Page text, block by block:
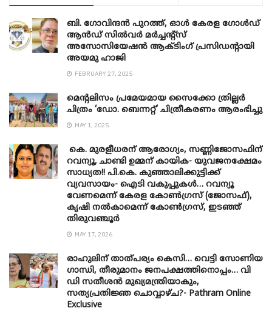
ബി. ​ഗോവിന്ദൻ പുറത്ത്, ഓൾ കേരള ഗോൾഡ്
ആൻഡ് സിൽവർ മർച്ചന്റ്സ്
അസോസിയേഷൻ ആക്ടിംഗ് പ്രസിഡന്റായി
അയമു ഹാജി
FEBRUARY 27, 2025
മെന്‍റലിസം പ്രമേയമായ സൈക്കോ ത്രില്ലർ
ചിത്രം ‘ഡോ. ബെന്നറ്റ്’ ചിത്രീകരണം ആരംഭിച്ചു
MAY 1, 2025
കെ. മുരളീധരന് ആരോഗ്യം, സണ്ണിജോസഫിന്
റവന്യൂ, ചാണ്ടി ഉമ്മന് കായിക- യുവജനക്ഷേമം
സാധ്യത!! പി.കെ. കുഞ്ഞാലിക്കുട്ടിക്ക്
വ്യവസായം- ഐടി വകുപ്പുകൾ… റവന്യൂ
വേണമെന്ന് കേരള കോൺഗ്രസ് (ജോസഫ്),
കൃഷി നൽകാമെന്ന് കോൺഗ്രസ്, ഇടഞ്ഞ്
തിരുവഞ്ചൂർ
MAY 17, 2026
രാഹുലിന് താത്പര്യം കെസി… വെട്ടി സോണിയ
​ഗാന്ധി, തീരുമാനം ജനപക്ഷത്തിനൊപ്പം… വി
ഡി സതീശൻ മുഖ്യമന്ത്രിയാകും,
സത്യപ്രതിജ്ഞ ചൊവ്വാഴ്ച?- Pathram Online
Exclusive